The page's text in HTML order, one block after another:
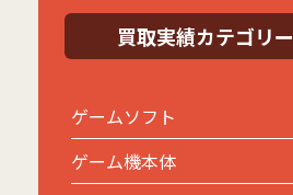
買取実績カテゴリー
ゲームソフト
ゲーム機本体